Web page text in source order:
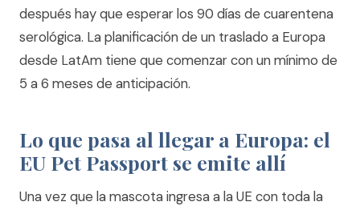
después hay que esperar los 90 días de cuarentena
serológica. La planificación de un traslado a Europa
desde LatAm tiene que comenzar con un mínimo de
5 a 6 meses de anticipación.
Lo que pasa al llegar a Europa: el
EU Pet Passport se emite allí
Una vez que la mascota ingresa a la UE con toda la